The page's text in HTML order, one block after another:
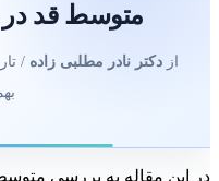
متوسط قد در
دکتر نادر مطلبی زاده/
بهمن
در این مقاله به بررسی متوسط